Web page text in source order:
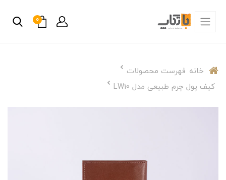
0
خانه فهرست محصولات
کیف پول چرم طبیعی مدل LW10